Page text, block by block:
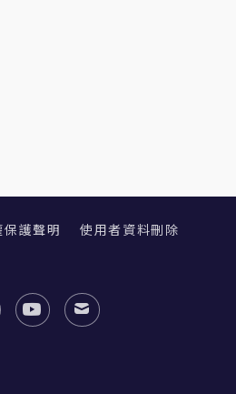
保護聲明 使用者資料刪除